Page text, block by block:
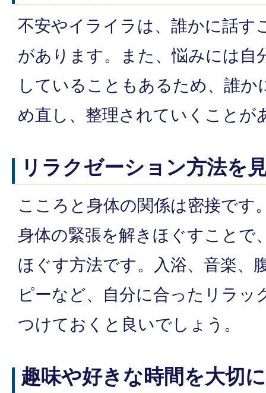
不安やイライラは、誰かに話す
があります。また、悩みには自
していることもあるため、誰か
め直し、整理されていくことが
リラクゼーション方法を
こころと身体の関係は密接です
身体の緊張を解きほぐすことで
ほぐす方法です。入浴、音楽、
ピーなど、自分に合ったリラッ
つけておくと良いでしょう。
趣味や好きな時間を大切